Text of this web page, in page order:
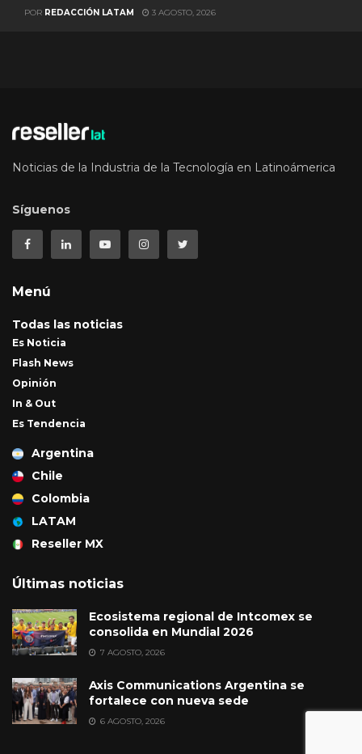
POR REDACCIÓN LATAM 3 AGOSTO, 2026
Noticias de la Industria de la Tecnología en Latinoámerica
Síguenos
Menú
Todas las noticias
Es Noticia
Flash News
Opinión
In & Out
Es Tendencia
Argentina
Chile
Colombia
LATAM
Reseller MX
Últimas noticias
Ecosistema regional de Intcomex se
consolida en Mundial 2026
7 AGOSTO, 2026
Axis Communications Argentina se
fortalece con nueva sede
6 AGOSTO, 2026